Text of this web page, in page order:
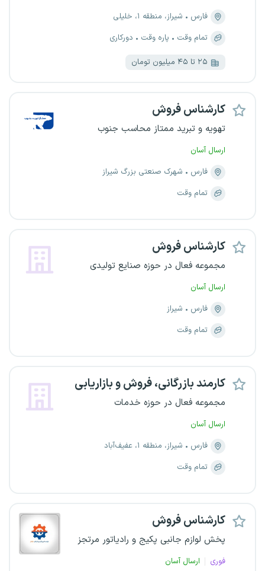
فارس
شیراز، منطقه ۱، خلیلی
تمام وقت
پاره وقت دورکاری
۲۵ تا ۴۵ میلیون تومان
کارشناس فروش
تهویه و تبرید ممتاز محاسب جنوب
ارسال آسان
فارس
شهرک صنعتی بزرگ شیراز
تمام وقت
کارشناس فروش
مجموعه فعال در حوزه صنایع تولیدی
ارسال آسان
فارس
شیراز
تمام وقت
کارمند بازرگانی، فروش و بازاریابی
مجموعه فعال در حوزه خدمات
ارسال آسان
فارس
شیراز، منطقه ۱، عفیف‌آباد
تمام وقت
کارشناس فروش
پخش لوازم جانبی پکیج و رادیاتور مرتجز
فوری ارسال آسان